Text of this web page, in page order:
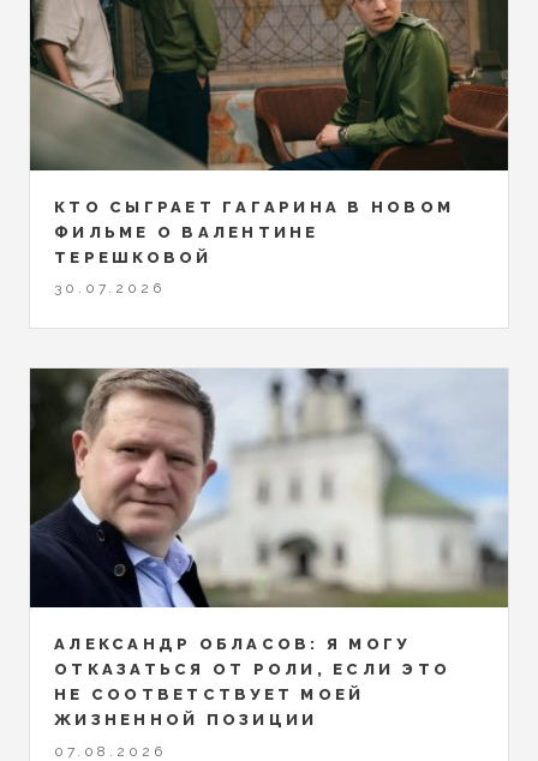
КТО СЫГРАЕТ ГАГАРИНА В НОВОМ
ФИЛЬМЕ О ВАЛЕНТИНЕ
ТЕРЕШКОВОЙ
30.07.2026
АЛЕКСАНДР ОБЛАСОВ: Я МОГУ
ОТКАЗАТЬСЯ ОТ РОЛИ, ЕСЛИ ЭТО
НЕ СООТВЕТСТВУЕТ МОЕЙ
ЖИЗНЕННОЙ ПОЗИЦИИ
07.08.2026